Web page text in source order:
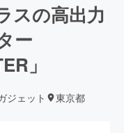
スの高出力
ー
」
ジェット 東京都